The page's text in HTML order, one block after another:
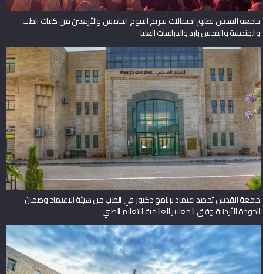
جامعة القدس تطلق احتفالات تخريج الفوج الخامس والأربعين من كليات الطب
والهندسة والقدس بارد والدراسات العليا
جامعة القدس تحصد اعتماد برنامج دكتور في الطب من هيئة الاعتماد وضمان
الجودة الأردنية وفق المعايير العالمية للتعليم الطبي